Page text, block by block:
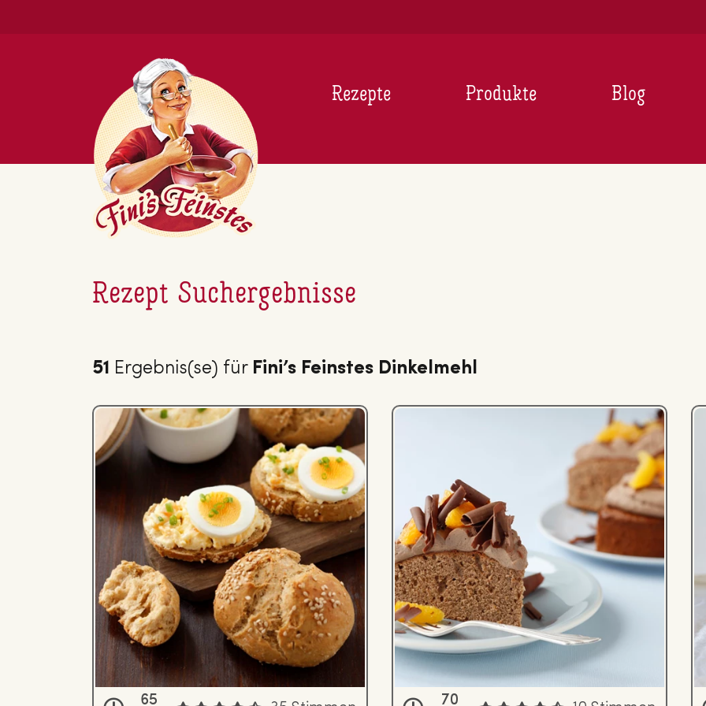
Rezepte Produkte Blog
Rezept Suchergebnisse
51 Ergebnis(se) für Fini’s Feinstes Dinkelmehl
65 70